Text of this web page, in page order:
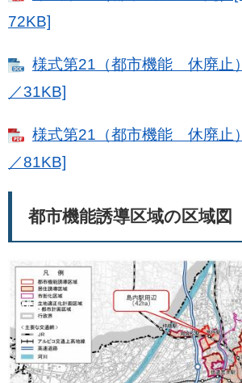
72KB]
様式第21（都市機能 休廃止
／31KB]
様式第21（都市機能 休廃止
／81KB]
都市機能誘導区域の区域図